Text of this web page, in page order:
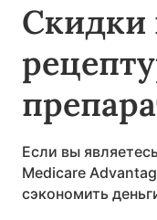
Скидки
Если вы
Medicare
сэкономить